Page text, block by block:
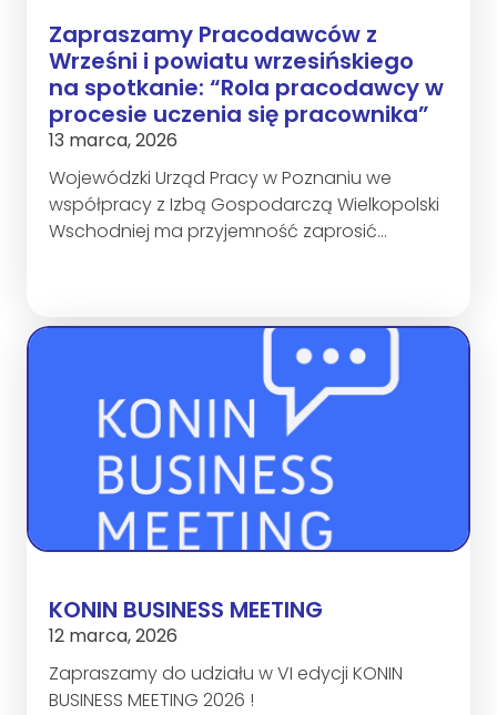
Zapraszamy Pracodawców z
Wrześni i powiatu wrzesińskiego
na spotkanie: “Rola pracodawcy w
procesie uczenia się pracownika”
13 marca, 2026
Wojewódzki Urząd Pracy w Poznaniu we
współpracy z Izbą Gospodarczą Wielkopolski
Wschodniej ma przyjemność zaprosić…
KONIN BUSINESS MEETING
12 marca, 2026
Zapraszamy do udziału w VI edycji KONIN
BUSINESS MEETING 2026 !